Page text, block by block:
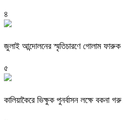
৪
জুলাই আন্দোলনের স্মৃতিচারণে গোলাম
৫
কালিয়াকৈরে ভিক্ষুক পুনর্বাসন লক্ষে বকনা